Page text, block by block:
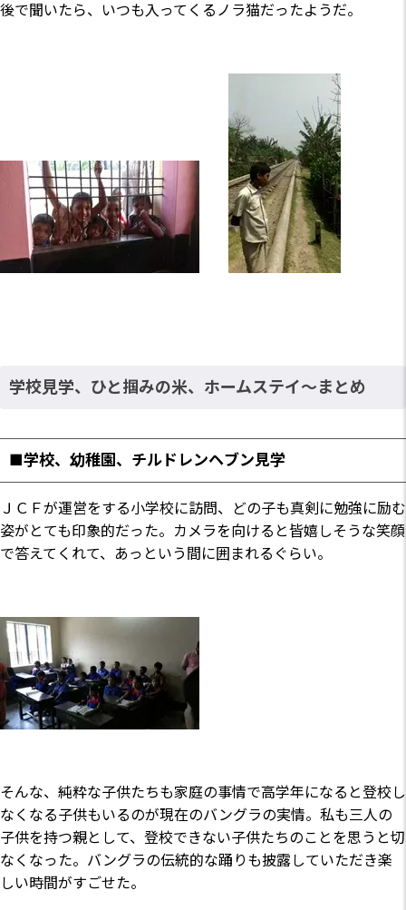
後で聞いたら、いつも入ってくるノラ猫だったようだ。
学校見学、ひと掴みの米、ホームステイ～まとめ
■学校、幼稚園、チルドレンヘブン見学
ＪＣＦが運営をする小学校に訪問、どの子も真剣に勉強に励む
姿がとても印象的だった。カメラを向けると皆嬉しそうな笑顔
で答えてくれて、あっという間に囲まれるぐらい。
そんな、純粋な子供たちも家庭の事情で高学年になると登校し
なくなる子供もいるのが現在のバングラの実情。私も三人の
子供を持つ親として、登校できない子供たちのことを思うと切
なくなった。バングラの伝統的な踊りも披露していただき楽
しい時間がすごせた。